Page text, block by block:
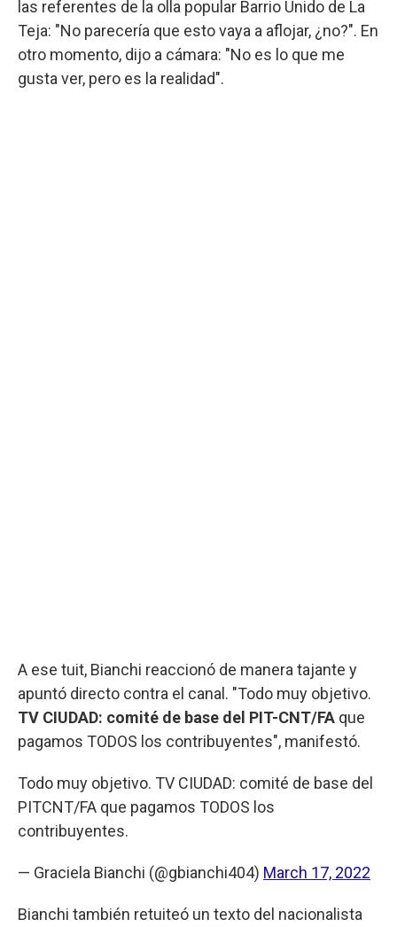
las referentes de la olla popular Barrio Unido de La
Teja: "No parecería que esto vaya a aflojar, ¿no?". En
otro momento, dijo a cámara: "No es lo que me
gusta ver, pero es la realidad".
A ese tuit, Bianchi reaccionó de manera tajante y
apuntó directo contra el canal. "Todo muy objetivo.
TV CIUDAD: comité de base del PIT-CNT/FA que
pagamos TODOS los contribuyentes", manifestó.
Todo muy objetivo. TV CIUDAD: comité de base del
PITCNT/FA que pagamos TODOS los
contribuyentes.
— Graciela Bianchi (@gbianchi404) March 17, 2022
Bianchi también retuiteó un texto del nacionalista